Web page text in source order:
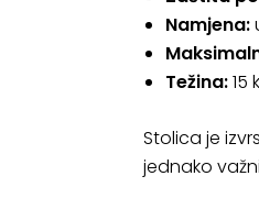
Namjena:
Težina:15
Stolica je
jednako